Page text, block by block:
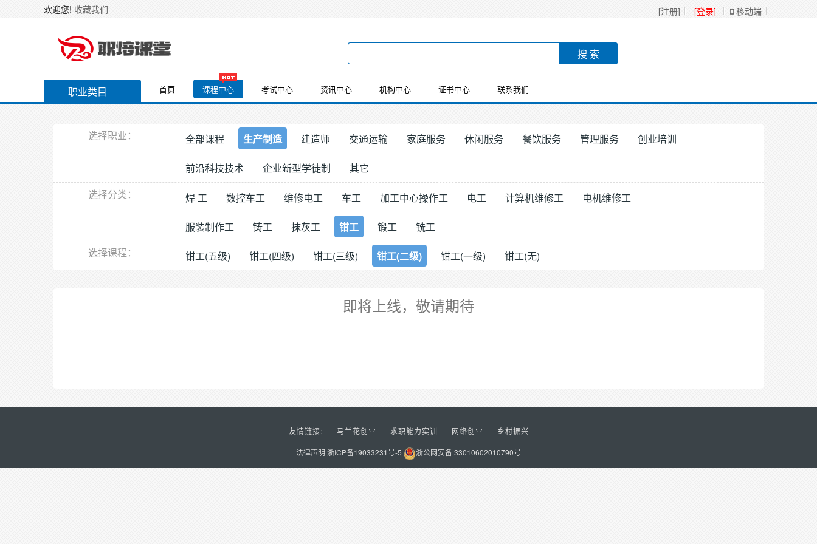
欢迎您! 收藏我们 [注册] [登录] 移动端
职业类目 首页 课程中心 考试中心 资讯中心 机构中心 证书中心 联系我们
选择职业： 全部课程 生产制造 建造师 交通运输 家庭服务 休闲服务 餐饮服务 管理服务 创业培训
前沿科技技术 企业新型学徒制
其它
选择分类：
焊 工 数控车工 维修电工 车工 加工中心操作工 电工 计算机维修工 电机维修工
服装制作工 铸工 抹灰工 钳工 锻工
铣工
选择课程：
钳工(五级) 钳工(四级) 钳工(三级) 钳工(二级) 钳工(一级) 钳工(无)
即将上线，敬请期待
友情链接: 马兰花创业 求职能力实训 网络创业 乡村振兴
法律声明 浙ICP备19033231号-5 浙公网安备 33010602010790号